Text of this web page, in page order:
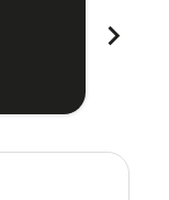
chevron_right